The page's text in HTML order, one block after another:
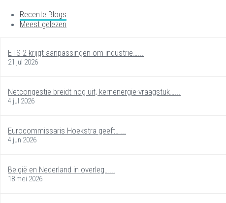
Recente Blogs
Meest gelezen
ETS-2 krijgt aanpassingen om industrie…...
21 jul 2026
Netcongestie breidt nog uit, kernenergie-vraagstuk…...
4 jul 2026
Eurocommissaris Hoekstra geeft…...
4 jun 2026
België en Nederland in overleg…...
18 mei 2026